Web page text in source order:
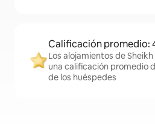
Calificación promedio:
Los alojamientos de
una calificación promedio
de los huéspedes